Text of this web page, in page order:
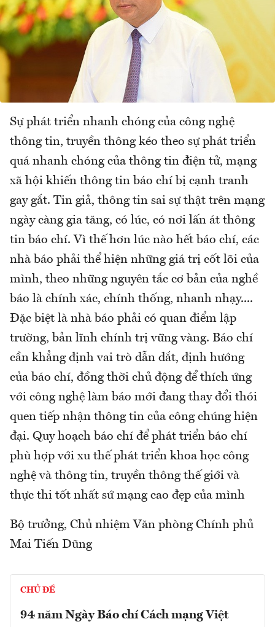
Sự phát triển nhanh chóng của công nghệ
thông tin, truyền thông kéo theo sự phát triển
quá nhanh chóng của thông tin điện tử, mạng
xã hội khiến thông tin báo chí bị cạnh tranh
gay gắt. Tin giả, thông tin sai sự thật trên mạng
ngày càng gia tăng, có lúc, có nơi lấn át thông
tin báo chí. Vì thế hơn lúc nào hết báo chí, các
nhà báo phải thể hiện những giá trị cốt lõi của
mình, theo những nguyên tắc cơ bản của nghề
báo là chính xác, chính thống, nhanh nhạy....
Đặc biệt là nhà báo phải có quan điểm lập
trường, bản lĩnh chính trị vững vàng. Báo chí
cần khẳng định vai trò dẫn dắt, định hướng
của báo chí, đồng thời chủ động để thích ứng
với công nghệ làm báo mới đang thay đổi thói
quen tiếp nhận thông tin của công chúng hiện
đại. Quy hoạch báo chí để phát triển báo chí
phù hợp với xu thế phát triển khoa học công
nghệ và thông tin, truyền thông thế giới và
thực thi tốt nhất sứ mạng cao đẹp của mình
Bộ trưởng, Chủ nhiệm Văn phòng Chính phủ
Mai Tiến Dũng
CHỦ ĐỀ
94 năm Ngày Báo chí Cách mạng Việt